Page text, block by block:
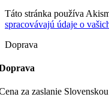
Táto stránka používa
spracovávajú údaje o
Doprava
za zaslanie